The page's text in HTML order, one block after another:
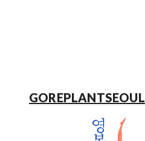
GOREPLANTSEOUL